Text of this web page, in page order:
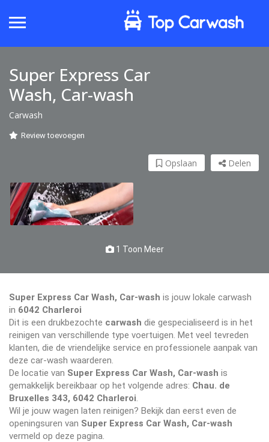
Super Express Car
Wash, Car-wash
Carwash
Review toevoegen
Delen
Opslaan
1 Toon Meer
Super Express Car Wash, Car-wash is jouw lokale carwash
in 6042 Charleroi
Dit is een drukbezochte carwash die gespecialiseerd is in het
reinigen van verschillende type voertuigen. Met veel tevreden
klanten, die de vriendelijke service en professionele aanpak van
deze car-wash waarderen.
De locatie van Super Express Car Wash, Car-wash is
gemakkelijk bereikbaar op het volgende adres: Chau. de
Bruxelles 343, 6042 Charleroi
Wil je jouw wagen laten reinigen? Bekijk dan eerst even de
openingsuren van Super Express Car Wash, Car-wash
vermeld op deze pagina.